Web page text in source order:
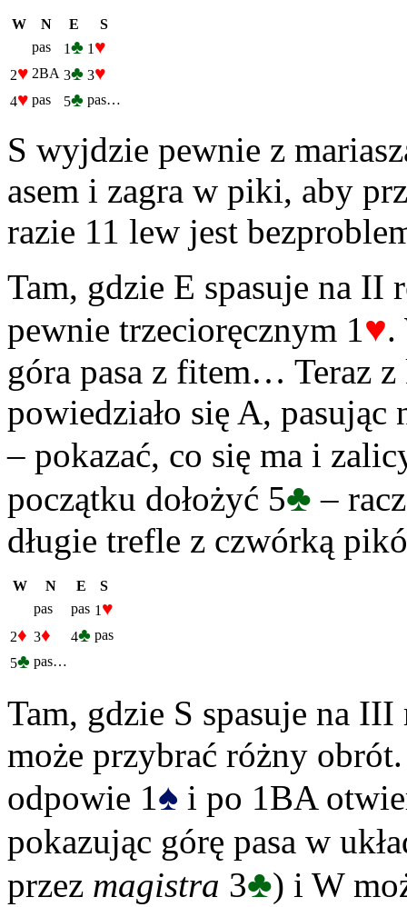
W N E
S
pas
1♣ 1 ♥
2♥ 2BA 3♣ 3♥
4♥ pas 5♣ pas…
S wyjdzie pewnie z
asem i zagra w piki, aby
razie 11 lew jest
Tam, gdzie E spasuje na II
pewnie trzecioręcznym 1♥.
góra pasa z fitem… Teraz z
powiedziało się A,
– pokazać, co się ma i
początku dołożyć 5♣ –
długie trefle z czwórką
W N E
S
pas
pas 1 ♥
2♦ 3♦ 4♣ pas
5♣ pas…
Tam, gdzie S spasuje na
może przybrać różny
odpowie 1♠ i po 1BA
pokazując górę pasa w
przez magistra 3♣) i W